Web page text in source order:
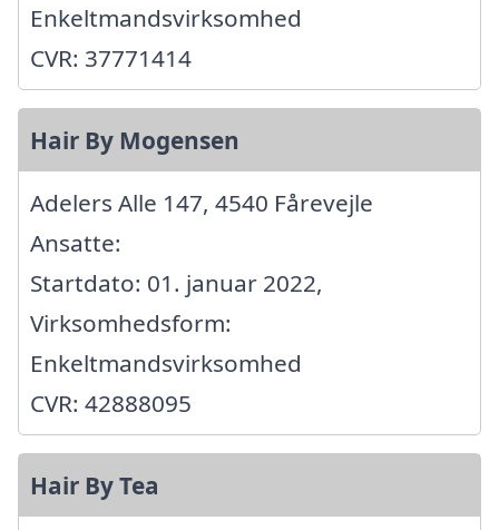
Enkeltmandsvirksomhed
CVR: 37771414
Hair By Mogensen
Adelers Alle 147, 4540 Fårevejle
Ansatte:
Startdato: 01. januar 2022,
Virksomhedsform:
Enkeltmandsvirksomhed
CVR: 42888095
Hair By Tea